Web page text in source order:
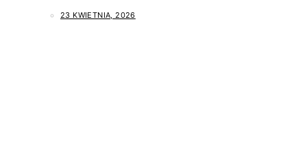
23 KWIETNIA, 2026